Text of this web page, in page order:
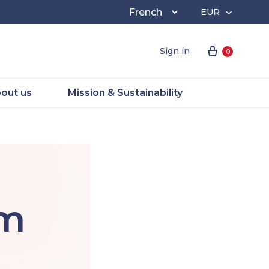
EUR
Sign in Cart
0
us Mission & Sustainability